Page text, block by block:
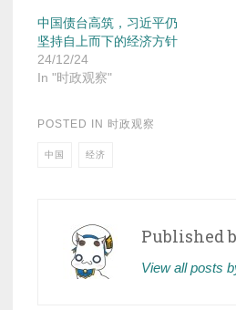
中国债台高筑，习近平仍
坚持自上而下的经济方针
24/12/24
In "时政观察"
POSTED IN 时政观察
中国 经济
Published
View all posts